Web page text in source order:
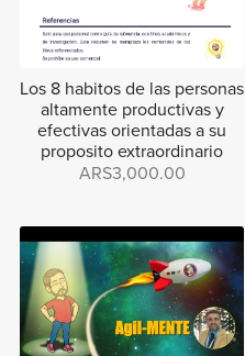
Los 8 habitos de las personas
altamente productivas y
efectivas orientadas a su
proposito extraordinario
ARS3,000.00